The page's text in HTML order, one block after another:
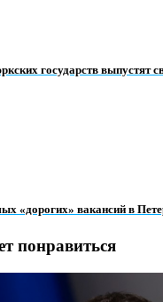
государств выпустят
«дорогих» вакансий в
понравиться